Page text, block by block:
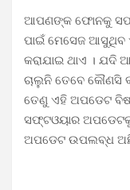
ଆପଣଙ୍କ ଫୋନକୁ
ପାଇଁ ମେସେଜ ଆସୁଥିବ
କରାଯାଇ ଥାଏ । ଯଦି
ଚାଲୁନି ତେବେ
ତେଣୁ ଏହି ଅପଡେଟ
ସଫ୍ଟଓୟାର ଅପଡେଟକୁ
ଅପଡେଟ ଉପଲବ୍ଧ ଅଛି